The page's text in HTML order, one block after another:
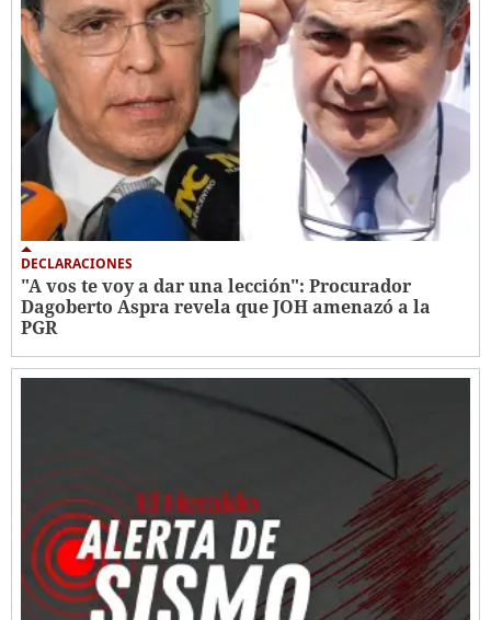
DECLARACIONES
"A vos te voy a dar una lección": Procurador
Dagoberto Aspra revela que JOH amenazó a la
PGR